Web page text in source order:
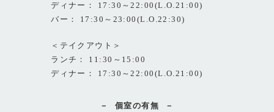
ディナー： 17:30～22:00(L.O.21:00)
バー： 17:30～23:00(L.O.22:30)
＜テイクアウト＞
ランチ： 11:30～15:00
ディナー： 17:30～22:00(L.O.21:00)
個室の有無